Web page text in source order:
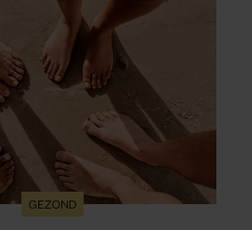
GEZOND